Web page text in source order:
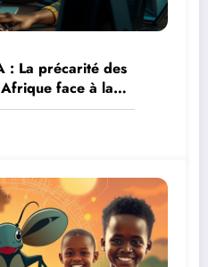
: La précarité des
face à la